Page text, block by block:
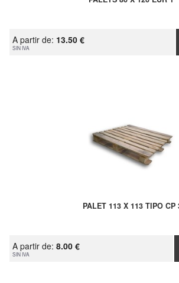
A partir de: 13.50 €
SIN IVA
PALET 113 X 113 TIPO CP
A partir de: 8.00 €
SIN IVA